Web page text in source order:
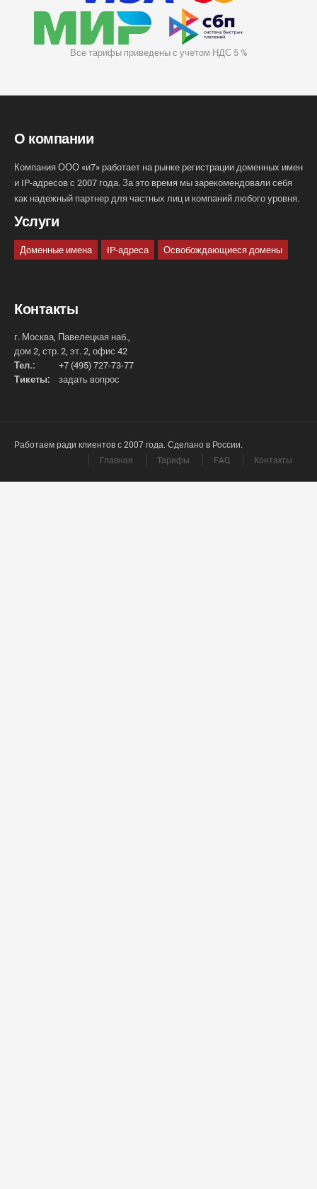
Все тарифы приведены с учетом НДС 5 %
О компании
Компания ООО «и7» работает на рынке регистрации доменных имен
и IP-адресов с 2007 года. За это время мы зарекомендовали себя
как надежный партнер для частных лиц и компаний любого уровня.
Услуги
Доменные имена IP-адреса Освобождающиеся домены
Контакты
г. Москва, Павелецкая наб.,
дом 2, стр. 2, эт. 2, офис 42
Тел.:
+7 (495) 727-73-77
Тикеты:
задать вопрос
Работаем ради клиентов с 2007 года. Сделано в России.
Главная
Тарифы FAQ Контакты